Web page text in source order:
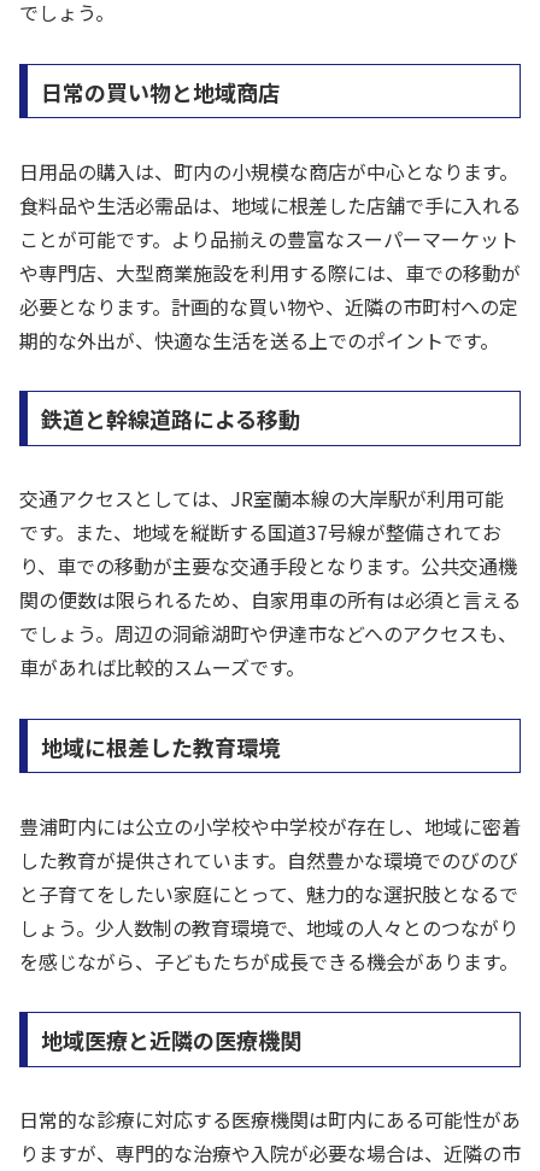
でしょう。
日常の買い物と地域商店
日用品の購入は、町内の小規模な商店が中心となります。
食料品や生活必需品は、地域に根差した店舗で手に入れる
ことが可能です。より品揃えの豊富なスーパーマーケット
や専門店、大型商業施設を利用する際には、車での移動が
必要となります。計画的な買い物や、近隣の市町村への定
期的な外出が、快適な生活を送る上でのポイントです。
鉄道と幹線道路による移動
交通アクセスとしては、JR室蘭本線の大岸駅が利用可能
です。また、地域を縦断する国道37号線が整備されてお
り、車での移動が主要な交通手段となります。公共交通機
関の便数は限られるため、自家用車の所有は必須と言える
でしょう。周辺の洞爺湖町や伊達市などへのアクセスも、
車があれば比較的スムーズです。
地域に根差した教育環境
豊浦町内には公立の小学校や中学校が存在し、地域に密着
した教育が提供されています。自然豊かな環境でのびのび
と子育てをしたい家庭にとって、魅力的な選択肢となるで
しょう。少人数制の教育環境で、地域の人々とのつながり
を感じながら、子どもたちが成長できる機会があります。
地域医療と近隣の医療機関
日常的な診療に対応する医療機関は町内にある可能性があ
りますが、専門的な治療や入院が必要な場合は、近隣の市